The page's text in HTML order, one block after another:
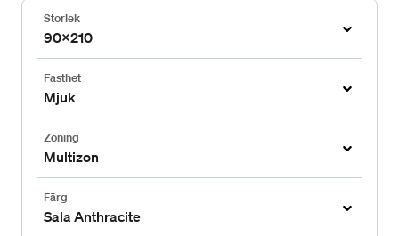
Storlek
90x210
Fasthet
Mjuk
Zoning
Multizon
Färg
Sala Anthracite